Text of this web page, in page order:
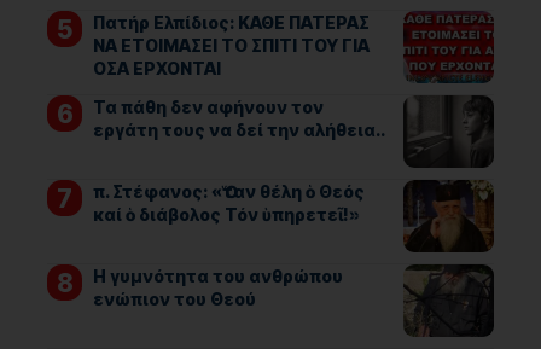
Πατήρ Ελπίδιος: ΚΑΘΕ ΠΑΤΕΡΑΣ
ΝΑ ΕΤΟΙΜΑΣΕΙ ΤΟ ΣΠΙΤΙ ΤΟΥ ΓΙΑ
ΟΣΑ ΕΡΧΟΝΤΑΙ
Τα πάθη δεν αφήνουν τον
εργάτη τους να δεί την αλήθεια..
π. Στέφανος: «Ὅταν θέλη ὁ Θεός
καί ὁ διάβολος Τόν ὑπηρετεῖ!»
Η γυμνότητα του ανθρώπου
ενώπιον του Θεού